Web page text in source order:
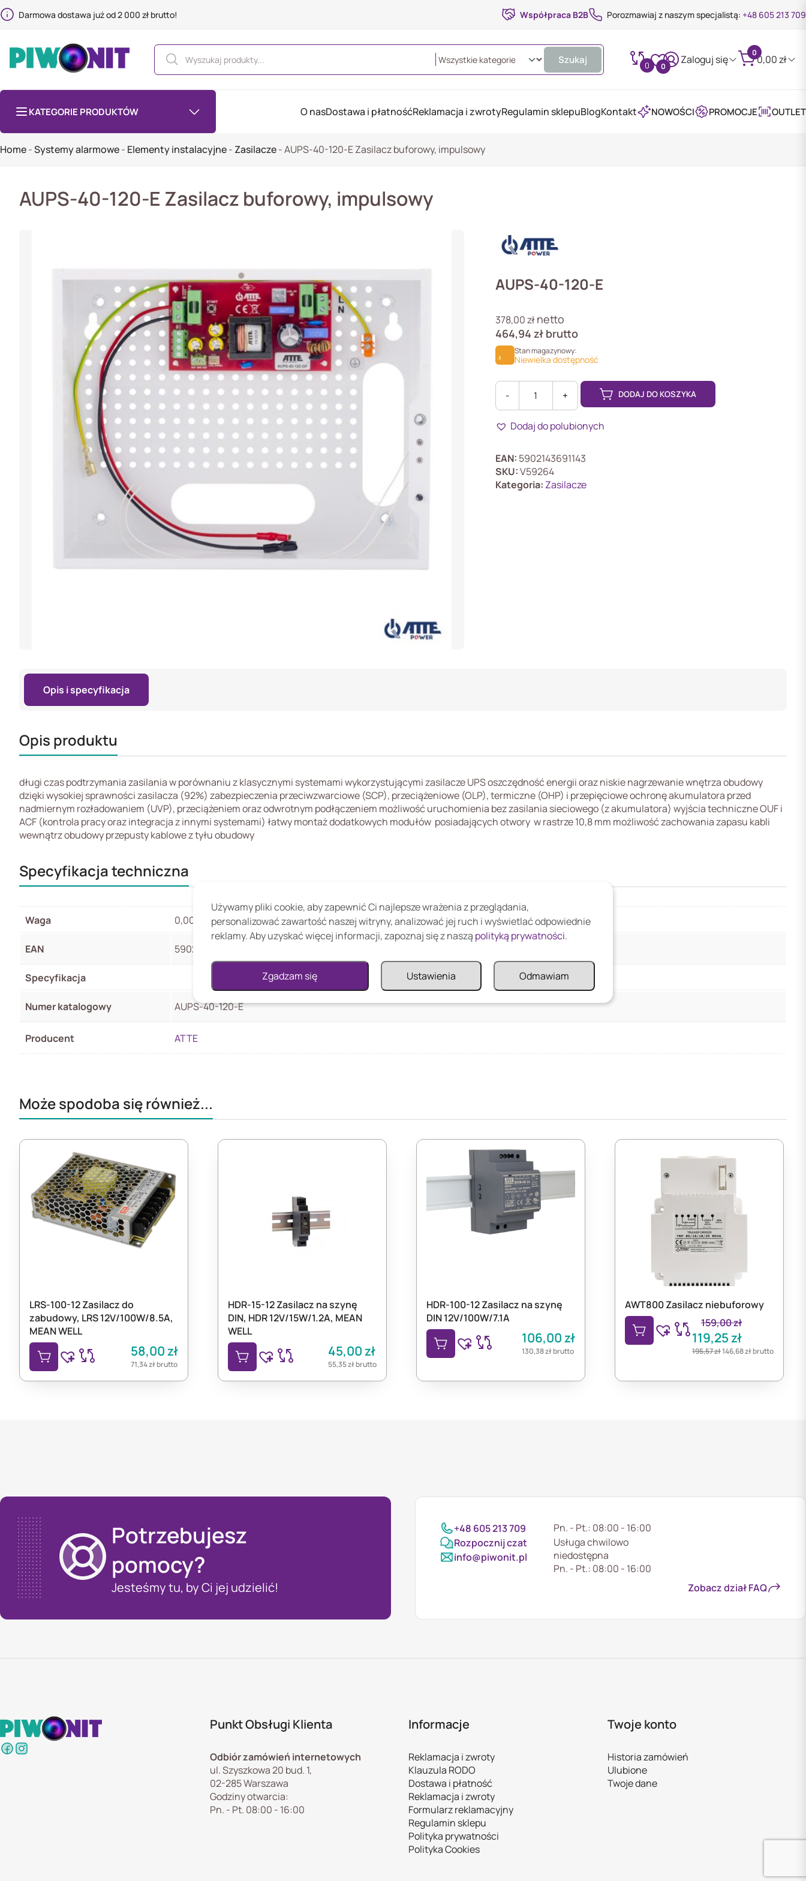
Darmowa dostawa już od 2 000 zł brutto! Współpraca B2B Porozmawiaj z naszym specjalistą: +48 605 213 709
Szukaj 0 0
Zaloguj się
0
0,00zł
KATEGORIE PRODUKTÓW O nasDostawa i płatnośćReklamacja i zwrotyRegulamin sklepuBlogKontakt NOWOŚCI PROMOCJE OUTLET
Home-Systemy alarmowe- Elementy instalacyjne- Zasilacze-AUPS-40-120-E Zasilacz buforowy, impulsowy
AUPS-40-120-E Zasilacz buforowy, impulsowy
AUPS-40-120-E
378,00złnetto
464,94 zł brutto
Stan magazynowy:
Niewielka dostępność
-
AUPS-
40-
E
Zasilacz
buforowy,
impulsowy
+ DODAJ DO KOSZYKA
Dodaj do polubionych
EAN: 5902143691143
SKU:V59264
Kategoria: Zasilacze
Opis i specyfikacja
Opis produktu
długi czas podtrzymania zasilania w porównaniu z klasycznymi systemami wykorzystującymi zasilacze UPS oszczędność energii oraz niskie nagrzewanie wnętrza obudowy
dzięki wysokiej sprawności zasilacza (92%) zabezpieczenia przeciwzwarciowe (SCP), przeciążeniowe (OLP), termiczne (OHP) i przepięciowe ochronę akumulatora przed
nadmiernym rozładowaniem (UVP), przeciążeniem oraz odwrotnym podłączeniem możliwość uruchomienia bez zasilania sieciowego (z akumulatora) wyjścia techniczne OUF i
ACF (kontrola pracy oraz integracja z innymi systemami) łatwy montaż dodatkowych modułów posiadających otwory w rastrze 10,8 mm możliwość zachowania zapasu kabli
wewnątrz obudowy przepusty kablowe z tyłu obudowy
Specyfikacja techniczna
Waga 0,00 kg
EAN 5902143691143
Specyfikacja
Numer katalogowy AUPS-40-120-E
Producent ATTE
Może spodoba się również...
LRS-100-12 Zasilacz do
zabudowy, LRS 12V/100W/8.5A,
MEAN WELL
58,00zł
71,34złbrutto
HDR-15-12 Zasilacz na szynę
DIN, HDR 12V/15W/1.2A, MEAN
WELL
45,00zł
55,35złbrutto
HDR-100-12 Zasilacz na szynę
DIN 12V/100W/7.1A
106,00zł
130,38złbrutto
AWT800 Zasilacz niebuforowy
159,00zł
119,25zł
195,57zł146,68złbrutto
Potrzebujesz
pomocy?
Jesteśmy tu, by Ci jej udzielić!
+48 605 213 709
Rozpocznij czat
info@piwonit.pl
Pn. - Pt.: 08:00 - 16:00
Usługa chwilowo
niedostępna
Pn. - Pt.: 08:00 - 16:00
Zobacz dział FAQ
Punkt Obsługi Klienta
Odbiór zamówień internetowych
ul. Szyszkowa 20 bud. 1,
02-285 Warszawa
Godziny otwarcia:
Pn. - Pt. 08:00 - 16:00
Informacje
Reklamacja i zwroty
Klauzula RODO
Dostawa i płatność
Reklamacja i zwroty
Formularz reklamacyjny
Regulamin sklepu
Polityka prywatności
Polityka Cookies
Twoje konto
Historia zamówień
Ulubione
Twoje dane
Używamy pliki cookie, aby zapewnić Ci najlepsze wrażenia z przeglądania,
personalizować zawartość naszej witryny, analizować jej ruch i wyświetlać odpowiednie
reklamy. Aby uzyskać więcej informacji, zapoznaj się z naszą polityką prywatności.
Zgadzam się Ustawienia Odmawiam